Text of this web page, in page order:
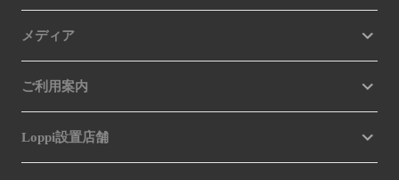
メディア
ご利用案内
Loppi設置店舗